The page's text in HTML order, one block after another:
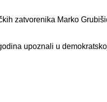
zatvorenika Marko
upoznali u